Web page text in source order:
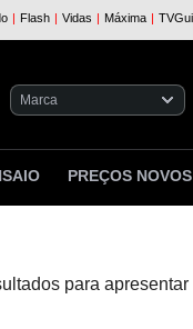
PREÇOS NOVOS
para apresentar